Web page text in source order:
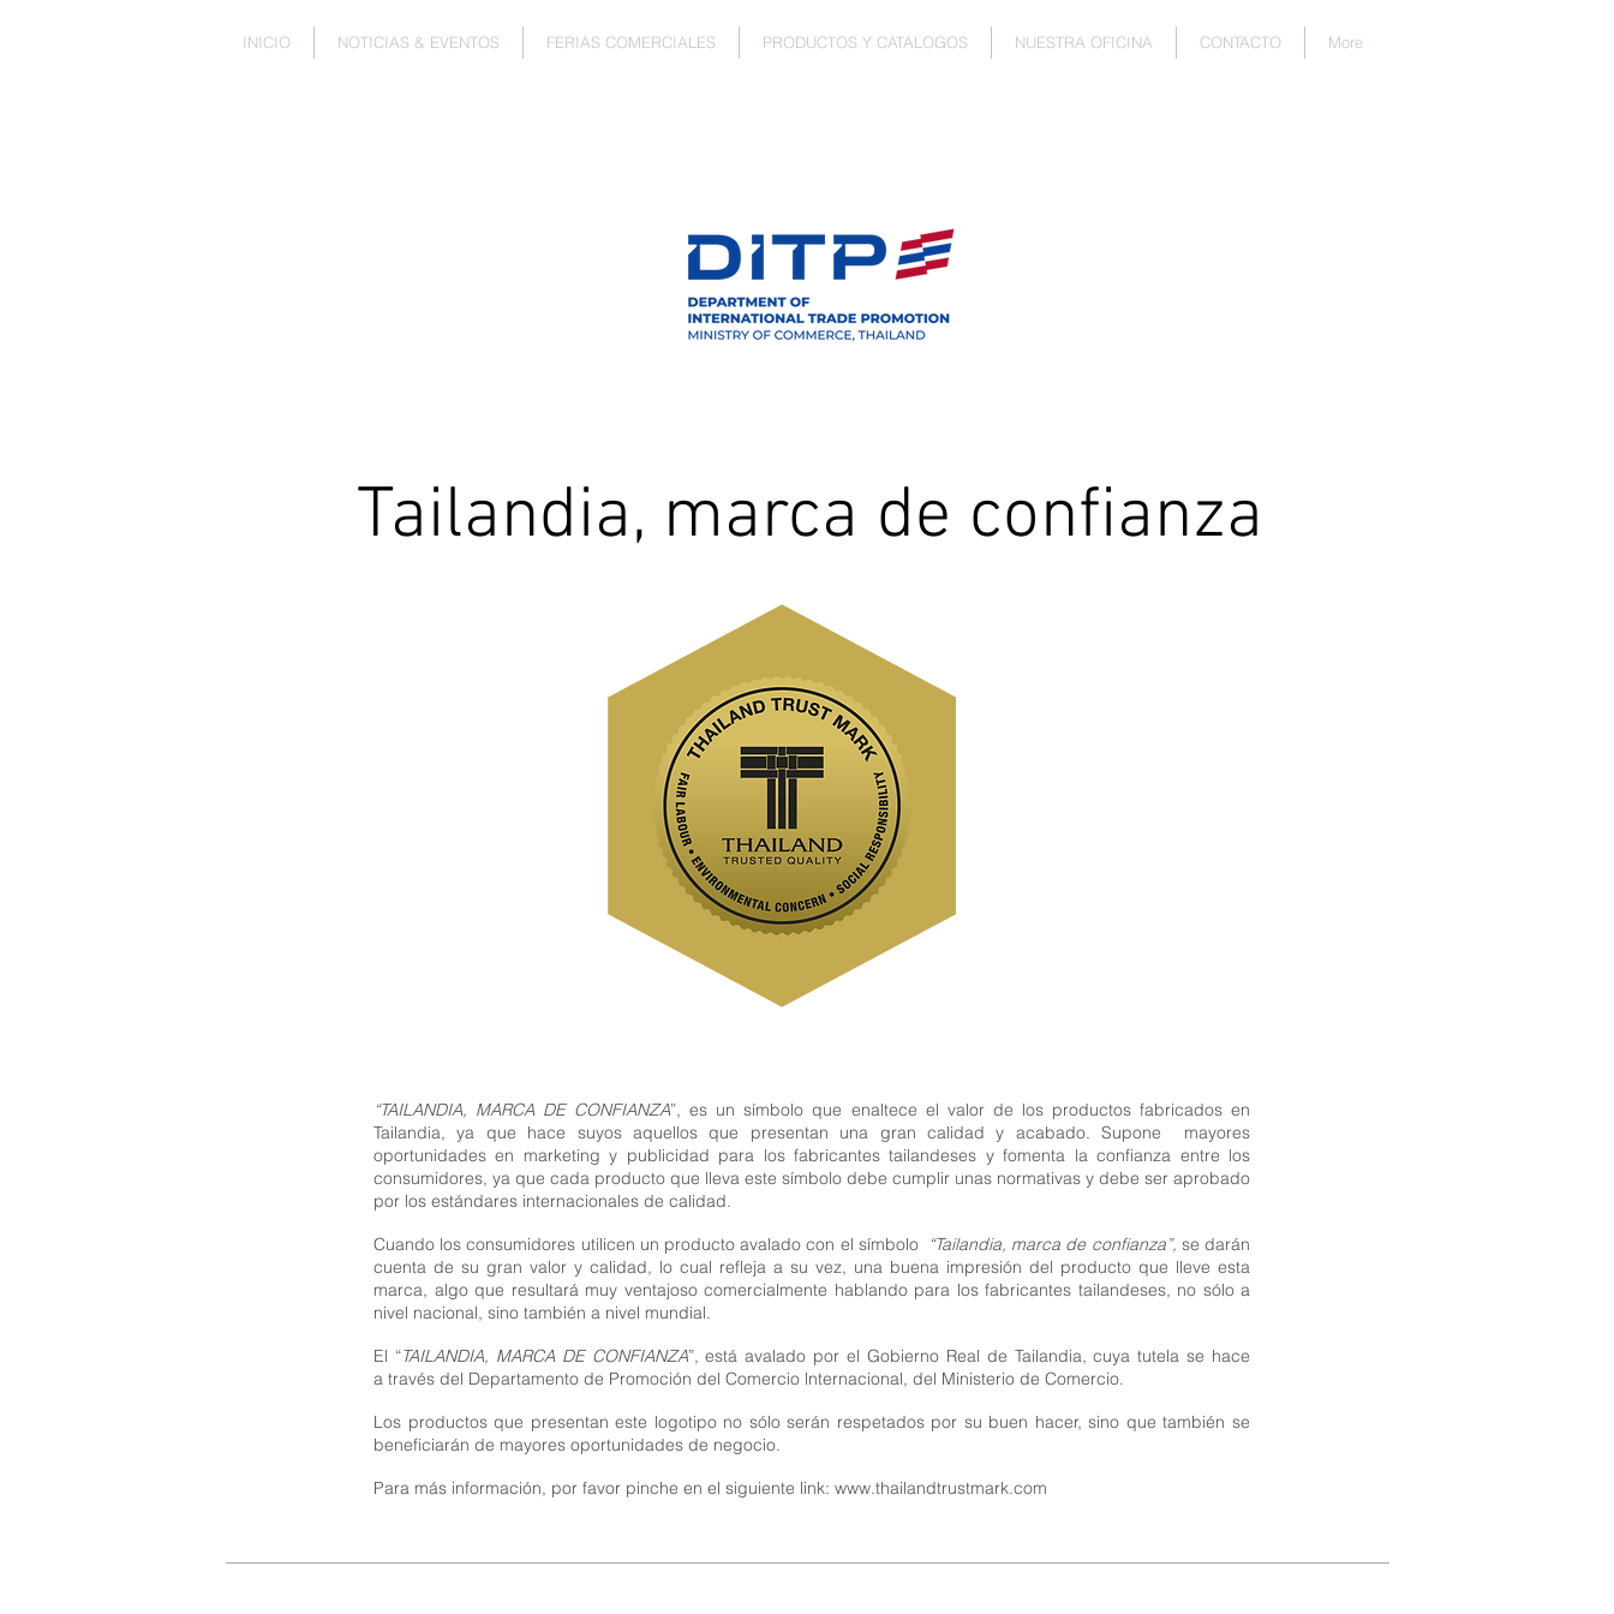
INICIO NOTICIAS & EVENTOS FERIAS COMERCIALES PRODUCTOS Y CATALOGOS NUESTRA OFICINA CONTACTO More
Tailandia, marca de confianza
“TAILANDIA, MARCA DE CONFIANZA”, es un símbolo que enaltece el valor de los productos fabricados en
Tailandia, ya que hace suyos aquellos que presentan una gran calidad y acabado. Supone mayores
oportunidades en marketing y publicidad para los fabricantes tailandeses y fomenta la confianza entre los
consumidores, ya que cada producto que lleva este símbolo debe cumplir unas normativas y debe ser aprobado
por los estándares internacionales de calidad.
Cuando los consumidores utilicen un producto avalado con el símbolo
“Tailandia, marca de confianza”, se darán
cuenta de su gran valor y calidad, lo cual refleja a su vez, una buena impresión del producto que lleve esta
marca, algo que resultará muy ventajoso comercialmente hablando para los fabricantes tailandeses, no sólo a
nivel nacional, sino también a nivel mundial.
El “TAILANDIA, MARCA DE CONFIANZA”, está avalado por el Gobierno Real de Tailandia, cuya tutela se hace
a través del Departamento de Promoción del Comercio lnternacional, del Ministerio de Comercio.
Los productos que presentan este logotipo no sólo serán respetados por su buen hacer, sino que también se
beneficiarán de mayores oportunidades de negocio.
Para más información, por favor pinche en el siguiente link: www.thailandtrustmark.com